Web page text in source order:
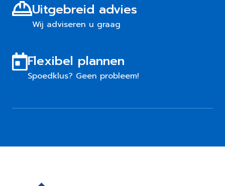
Uitgebreid advies
Wij adviseren u graag
Flexibel plannen
Spoedklus? Geen probleem!